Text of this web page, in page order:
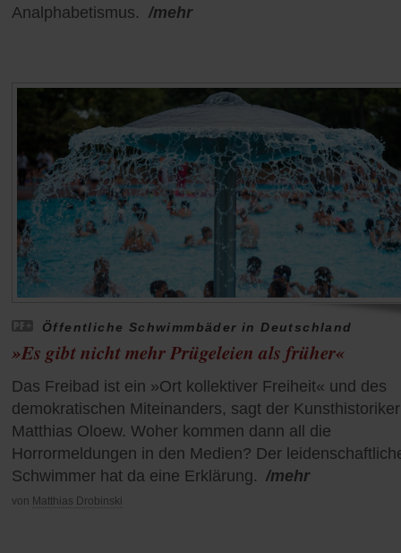
Analphabetismus. /mehr
Öffentliche Schwimmbäder in Deutschland
»Es gibt nicht mehr Prügeleien als früher«
Das Freibad ist ein »Ort kollektiver Freiheit« und des
demokratischen Miteinanders, sagt der Kunsthistoriker
Matthias Oloew. Woher kommen dann all die
Horrormeldungen in den Medien? Der
Schwimmer hat da eine Erklärung. /mehr
von Matthias Drobinski